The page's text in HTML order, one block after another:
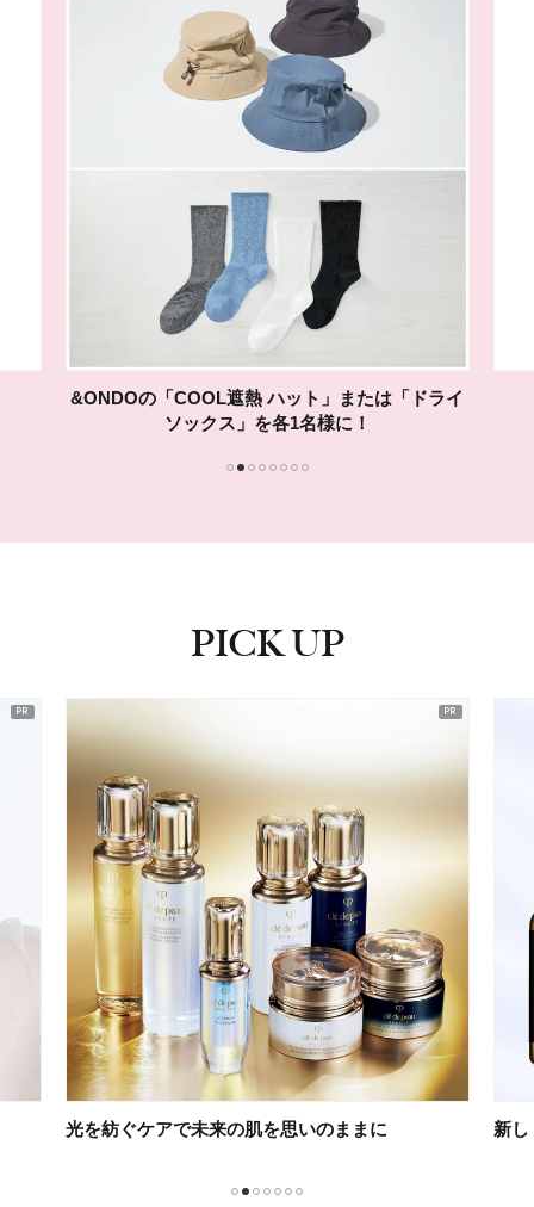
SUQQUの新リクイドリップの現品を10名様に！
PICK UP
新しくなったオバジCの魅力とは？ 新習